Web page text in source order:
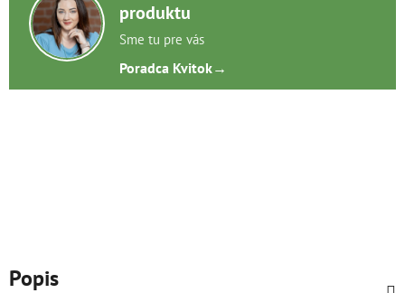
produktu
Sme tu pre vás
Poradca Kvitok→
Popis